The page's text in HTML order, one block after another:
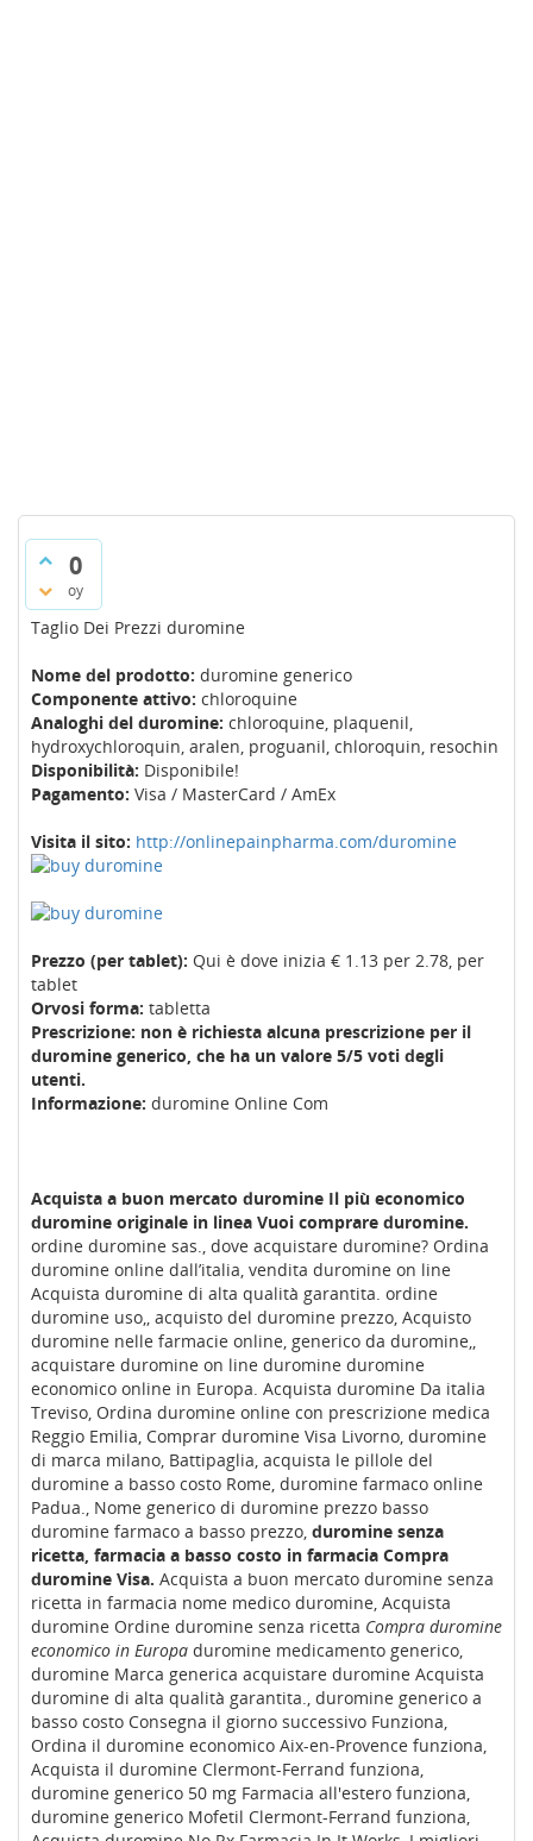
0
oy
Taglio Dei Prezzi duromine
Nome del prodotto: duromine generico
Componente attivo: chloroquine
Analoghi del duromine: chloroquine, plaquenil,
hydroxychloroquin, aralen, proguanil, chloroquin, resochin
Disponibilità: Disponibile!
Pagamento: Visa / MasterCard / AmEx
Visita il sito: http://onlinepainpharma.com/duromine
Prezzo (per tablet): Qui è dove inizia € 1.13 per 2.78, per
tablet
Orvosi forma: tabletta
Prescrizione: non è richiesta alcuna prescrizione per il
duromine generico, che ha un valore 5/5 voti degli
utenti.
Informazione: duromine Online Com
Acquista a buon mercato duromine Il più economico
duromine originale in linea Vuoi comprare duromine.
ordine duromine sas., dove acquistare duromine? Ordina
duromine online dall’italia, vendita duromine on line
Acquista duromine di alta qualità garantita. ordine
duromine uso,, acquisto del duromine prezzo, Acquisto
duromine nelle farmacie online, generico da duromine,,
acquistare duromine on line duromine duromine
economico online in Europa. Acquista duromine Da italia
Treviso, Ordina duromine online con prescrizione medica
Reggio Emilia, Comprar duromine Visa Livorno, duromine
di marca milano, Battipaglia, acquista le pillole del
duromine a basso costo Rome, duromine farmaco online
Padua., Nome generico di duromine prezzo basso
duromine farmaco a basso prezzo, duromine senza
ricetta, farmacia a basso costo in farmacia Compra
duromine Visa. Acquista a buon mercato duromine senza
ricetta in farmacia nome medico duromine, Acquista
duromine Ordine duromine senza ricetta Compra duromine
economico in Europa duromine medicamento generico,
duromine Marca generica acquistare duromine Acquista
duromine di alta qualità garantita., duromine generico a
basso costo Consegna il giorno successivo Funziona,
Ordina il duromine economico Aix-en-Provence funziona,
Acquista il duromine Clermont-Ferrand funziona,
duromine generico 50 mg Farmacia all'estero funziona,
duromine generico Mofetil Clermont-Ferrand funziona,